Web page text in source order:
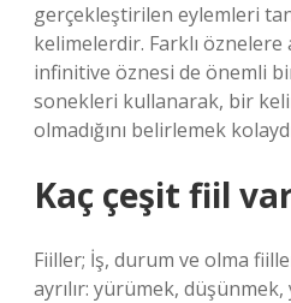
gerçekleştirilen eylemleri
kelimelerdir. Farklı öznelere
infinitive öznesi de önemli
sonekleri kullanarak, bir
olmadığını belirlemek
Kaç çeşit fiil
Fiiller; İş, durum ve olma
ayrılır: yürümek,